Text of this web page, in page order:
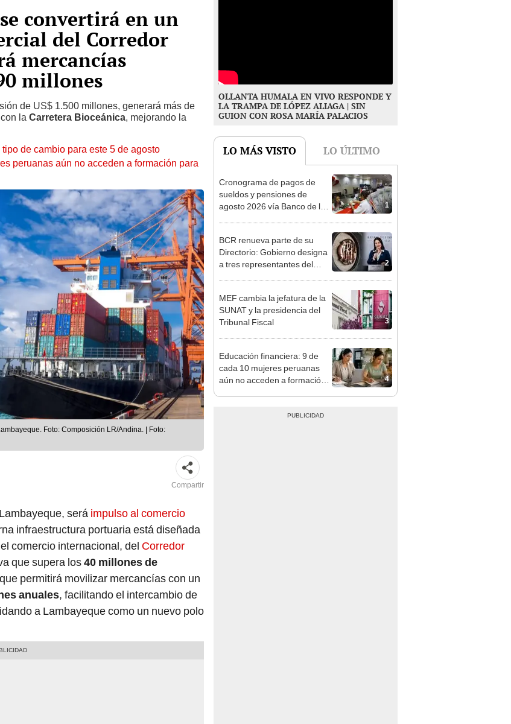
convertirá en un
del Corredor
mercancías
millones
de US$ 1.500 millones, generará más de
con la Carretera Bioceánica, mejorando la
de cambio para este 5 de agosto
peruanas aún no acceden a formación para
Foto: Composición LR/Andina. | Foto:
Compartir
será impulso al comercio
infraestructura portuaria está diseñada
comercio internacional, del Corredor
que supera los40 millones de
permitirá movilizar mercancías con un
anuales, facilitando el intercambio de
a Lambayeque como un nuevo polo
OLLANTA HUMALA EN VIVO RESPONDE Y
LA TRAMPA DE LÓPEZ ALIAGA | SIN
GUION CON ROSA MARÍA PALACIOS
LO MÁS VISTO LO ÚLTIMO
1
Cronograma de pagos de
sueldos y pensiones de
agosto 2026 vía Banco de la
2
BCR renueva parte de su
Directorio: Gobierno designa
a tres representantes del
3
MEF cambia la jefatura de la
SUNAT y la presidencia del
Tribunal Fiscal
4
Educación financiera: 9 de
cada 10 mujeres peruanas
aún no acceden a formación